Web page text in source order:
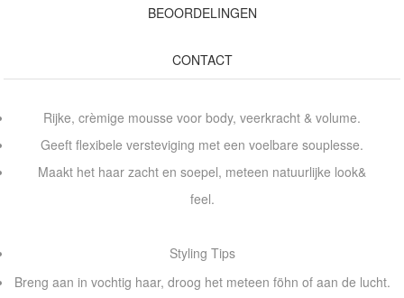
BEOORDELINGEN
CONTACT
Rijke, crèmige mousse voor body, veerkracht & volume.
Geeft flexibele versteviging met een voelbare souplesse.
Maakt het haar zacht en soepel, meteen natuurlijke look&
feel.
Styling Tips
Breng aan in vochtig haar, droog het meteen föhn of aan de lucht.